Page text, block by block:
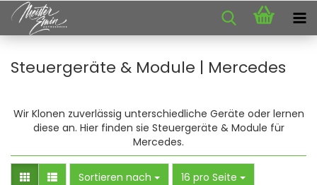
Steuergeräte & Module | Mercedes
Wir Klonen zuverlässig unterschiedliche Geräte oder lernen
diese an. Hier finden sie Steuergeräte & Module für
Mercedes.
Sortieren nach
Sortieren nach 16 pro Seite
pro Seite